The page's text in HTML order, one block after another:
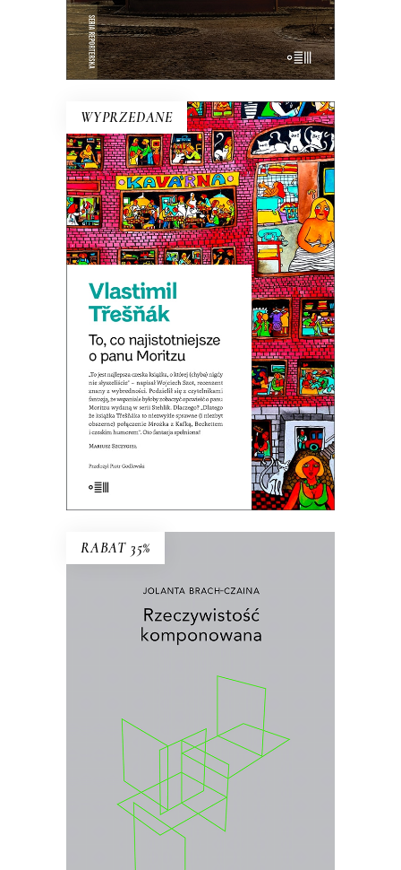
E-BOOK DO KOSZYKA
WYPRZEDANE
E-BOOK DO KOSZYKA
TO, CO NAJISTOTNIEJSZE O
PANU MORITZU
Premiera 22 marca
39.00zł 19.50 zł
RABAT 35%
RZECZYWISTOŚĆ
Wybór najważniejszych esejów i
wywiadów prasowych Jolanty Brach-
Czainy.
40.00zł 26.00
KSIĄŻKA DO KOSZYKA